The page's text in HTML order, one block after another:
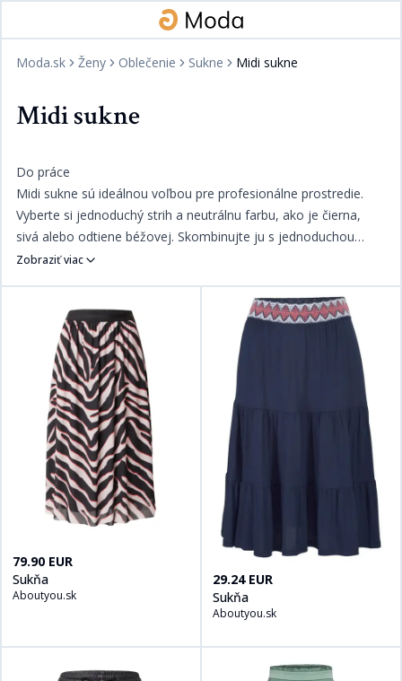
Moda.sk Ženy Oblečenie Sukne Midi sukne
Midi sukne
Do práce​​​​‌ ‍ ​‍​‍‌‍ ‌ ​‍‌‍‍‌‌‍‌ ‌‍‍‌‌‍ ‍​‍​‍​ ‍‍​‍​‍‌ ​ ‌‍​‌‌‍ ‍‌‍‍‌‌ ‌​‌ ‍‌​‍ ‍‌‍‍‌‌‍ ​‍​‍​‍ ​​‍​‍‌‍‍​‌ ​‍‌‍‌‌‌‍‌‍​‍​‍​ ‍‍​‍​‍‌‍‍​‌ ‌​‌ ‌​‌ ​​​ ‍‍​‍ ​‍ ‌‍ ​‌‍ ‌‍​ ‌‍​‌‌‍ ​‌‍‍​‌‍ ‌ ​ ‌ ‌​​ ‍‍​ ​ ​ ​​​ ​​​ ​​​‍ ‌ ​ ‌ ‌​‌ ‌‌‌‍‌​‌‍‍‌‌‍ ​‍ ‌‍‍‌‌‍ ‍‌ ‌​‌‍‌‌‌‍ ‍‌ ‌​​‍ ‌‍‌‌‌‍‌​‌‍‍‌‌ ‌​​‍ ‌‍ ‌‌‍ ‌‍‌​‌‍‌‌​ ‌‌ ​​‌ ​‍‌‍‌‌‌ ​ ‌‍‌‌‌‍ ‍‌ ‌​‌‍​‌‌ ‌​‌‍‍‌‌‍ ‌‍ ‍​ ‍ ‌‍‍‌‌‍‌​​ ‌​ ‌​​ ‍​‌‍‌‌​ ​‍​ ‌‌‌‍‌‍​ ​‌​ ​‌​‍ ‌​ ​‍‌‍​ ‌‍‌‍​ ‌‌​‍ ‌​ ‌​​ ​‍‌‍‌‌‌‍‌​​‍ ‌‌‍​‍‌‍​‌​ ‌‌‌‍​‍​‍ ‌​ ‌‌​ ​‌​ ​‌​ ‍‌​ ​ ​ ‌‍​ ​‍‌‍‌‍​ ​​‌‍‌‍‌‍‌‌​ ‍‌​ ‍ ‌ ‌​‌ ‍‌‌ ​​‌‍‌‌​ ‌‌‍​ ‌‍​‌‌ ‌​‌‍‌‌‌‍‌ ‌‍ ‌ ​‍‌‍‍‌‌‍‌‌‌ ​ ​ ‍ ‌ ​​‌‍​‌‌ ‌​‌‍‍​​ ‌‌ ​​‌ ​‍‌‍‍‌‌‍ ‌‌‍​‌‌ ​‍‌ ‍‌‌‌‌​‌‍‌‌‌ ‍​‌ ‌​​‍‌‌​ ‌‌‌​​‍‌‌ ‌‍‍ ‌‍‌‌‌ ‍‌​‍‌‌​ ​ ‌​‌​​‍‌‌​ ​ ‌​‌​​‍‌‌​ ​‍​ ​‍​ ‌​​ ​ ​ ​‌‌‍​ ‌‍​‍‌‍‌​​ ​ ​ ‌‌‌‍‌‌‌‍‌‌​ ‌‍‌‍‌‌​‍‌‌​ ​‍​ ​‍​‍‌‌​ ‌‌‌​‌​​‍ ‍‌‍​ ‌‍‍​‌‍‍‌‌‍ ​‌‍‌​‌ ​‍‌‍‌‌‌‍ ‍​‍‌‌​ ‌‌‌​​‍‌‌ ‌‍‍ ‌‍‌‌‌ ‍‌​‍‌‌​ ​ ‌​‌​​‍‌‌​ ​ ‌​‌​​‍‌‌​ ​‍​ ​‍‌‍​ ‌‍‌‌​ ​ ​ ‌‌‌‍​‌​ ‌​‌‍​ ​ ​‌​ ‍‌​ ​ ​ ‌ ​ ‍‌​ ​​​‍‌‌​ ​‍​ ​‍​‍‌‌​ ‌‌‌​‌​​‍ ‍‌ ‌​‌‍‌‌‌ ‍​‌ ‌​​ ‌‍​‍‌‍​‌‌ ​ ‌‍‌‌‌‌‌‌‌ ​‍‌‍ ​​ ‌‌‍‍​‌ ‌​‌ ‌​‌ ​​​‍‌‌​ ​ ‌​​‌​‍‌‌​ ​‍‌​‌‍​‍‌‌​ ​‍‌​‌‍‌‍ ​‌‍ ‌‍​ ‌‍​‌‌‍ ​‌‍‍​‌‍ ‌ ​ ‌ ‌​​‍‌‌​ ​ ‌​​‌​ ​ ​ ​​​ ​​​ ​​​‍‌‌​ ​‍‌​‌‍‌ ​ ‌ ‌​‌ ‌‌‌‍‌​‌‍‍‌‌‍ ​‍‌‍‌‍‍‌‌‍‌​​ ‌​ ‌​​ ‍​‌‍‌‌​ ​‍​ ‌‌‌‍‌‍​ ​‌​ ​‌​‍ ‌​ ​‍‌‍​ ‌‍‌‍​ ‌‌​‍ ‌​ ‌​​ ​‍‌‍‌‌‌‍‌​​‍ ‌‌‍​‍‌‍​‌​ ‌‌‌‍​‍​‍ ‌​ ‌‌​ ​‌​ ​‌​ ‍‌​ ​ ​ ‌‍​ ​‍‌‍‌‍​ ​​‌‍‌‍‌‍‌‌​ ‍‌​‍‌‍‌ ‌​‌ ‍‌‌ ​​‌‍‌‌​ ‌‌‍​ ‌‍​‌‌ ‌​‌‍‌‌‌‍‌ ‌‍ ‌ ​‍‌‍‍‌‌‍‌‌‌ ​ ​‍‌‍‌ ​​‌‍​‌‌ ‌​‌‍‍​​ ‌‌ ​​‌ ​‍‌‍‍‌‌‍ ‌‌‍​‌‌ ​‍‌ ‍‌‌‌‌​‌‍‌‌‌ ‍​‌ ‌​​‍‌‌​ ‌‌‌​​‍‌‌ ‌‍‍ ‌‍‌‌‌ ‍‌​‍‌‌​ ​ ‌​‌​​‍‌‌​ ​ ‌​‌​​‍‌‌​ ​‍​ ​‍​ ‌​​ ​ ​ ​‌‌‍​ ‌‍​‍‌‍‌​​ ​ ​ ‌‌‌‍‌‌‌‍‌‌​ ‌‍‌‍‌‌​‍‌‌​ ​‍​ ​‍​‍‌‌​ ‌‌‌​‌​​‍ ‍‌‍​ ‌‍‍​‌‍‍‌‌‍ ​‌‍‌​‌ ​‍‌‍‌‌‌‍ ‍​‍‌‌​ ‌‌‌​​‍‌‌ ‌‍‍ ‌‍‌‌‌ ‍‌​‍‌‌​ ​ ‌​‌​​‍‌‌​ ​ ‌​‌​​‍‌‌​ ​‍​ ​‍‌‍​ ‌‍‌‌​ ​ ​ ‌‌‌‍​‌​ ‌​‌‍​ ​ ​‌​ ‍‌​ ​ ​ ‌ ​ ‍‌​ ​​​‍‌‌​ ​‍​ ​‍​‍‌‌​ ‌‌‌​‌​​‍ ‍‌ ‌​‌‍‌‌‌ ‍​‌ ‌​​‍‌‍‌ ​​‌‍‌‌‌ ​‍‌ ​ ‌ ​​‌‍‌‌‌‍​ ‌ ‌​‌‍‍‌‌ ‌‍‌‍‌‌​ ‌‌ ​​‌ ‌‌‌‍​‍‌‍ ​‌‍‍‌‌ ​ ‌‍‍​‌‍‌‌‌‍‌​​‍​‍‌ ‌
Midi sukne sú ideálnou voľbou pre profesionálne prostredie.
Vyberte si jednoduchý strih a neutrálnu farbu, ako je čierna,
sivá alebo odtiene béžovej. Skombinujte ju s jednoduchou
blúzkou a elegantnými topánkami na podpätku pre
Zobraziť viac
79.90 EUR
Sukňa
Aboutyou.sk
Kúpiť produt
29.24 EUR
Sukňa
Aboutyou.sk
Kúpiť produt